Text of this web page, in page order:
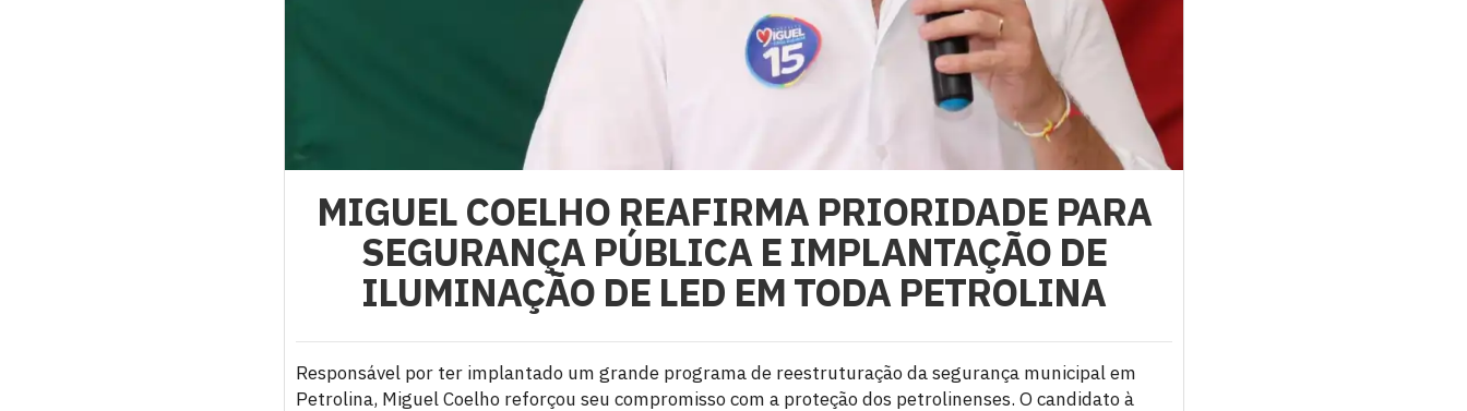
MIGUEL COELHO REAFIRMA PRIORIDADE PARA
SEGURANÇA PÚBLICA E IMPLANTAÇÃO DE
ILUMINAÇÃO DE LED EM TODA PETROLINA
Responsável por ter implantado um grande programa de reestruturação da segurança municipal em
Petrolina, Miguel Coelho reforçou seu compromisso com a proteção dos petrolinenses. O candidato à